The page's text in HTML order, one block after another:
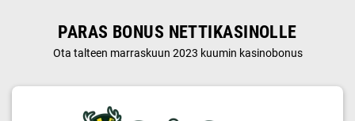
PARAS BONUS NETTIKASINOLLE
Ota talteen marraskuun 2023 kuumin kasinobonus